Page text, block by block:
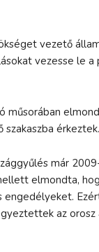
vezető
vezesse le
érkeztek.
már
elmondta,
az orosz